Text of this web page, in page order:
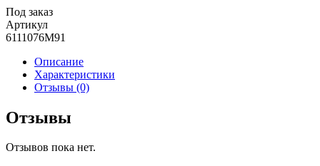
Под заказ
Артикул
6111076М91
Описание
Характеристики
Отзывы (0)
Отзывы
Отзывов пока нет.